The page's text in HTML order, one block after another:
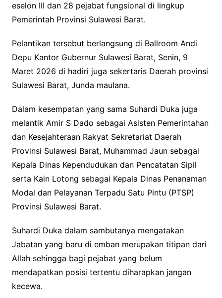
eselon III dan 28 pejabat fungsional di lingkup
Pemerintah Provinsi Sulawesi Barat.
Pelantikan tersebut berlangsung di Ballroom Andi
Depu Kantor Gubernur Sulawesi Barat, Senin, 9
Maret 2026 di hadiri juga sekertaris Daerah provinsi
Sulawesi Barat, Junda maulana.
Dalam kesempatan yang sama Suhardi Duka juga
melantik Amir S Dado sebagai Asisten Pemerintahan
dan Kesejahteraan Rakyat Sekretariat Daerah
Provinsi Sulawesi Barat, Muhammad Jaun sebagai
Kepala Dinas Kependudukan dan Pencatatan Sipil
serta Kain Lotong sebagai Kepala Dinas Penanaman
Modal dan Pelayanan Terpadu Satu Pintu (PTSP)
Provinsi Sulawesi Barat.
Suhardi Duka dalam sambutanya mengatakan
Jabatan yang baru di emban merupakan titipan dari
Allah sehingga bagi pejabat yang belum
mendapatkan posisi tertentu diharapkan jangan
kecewa.